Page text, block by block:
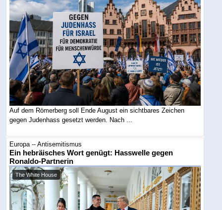
Auf dem Römerberg soll Ende August ein sichtbares Zeichen
gegen Judenhass gesetzt werden. Nach ...
Europa -- Antisemitismus
Ein hebräisches Wort genügt: Hasswelle gegen
Ronaldo-Partnerin
The White House